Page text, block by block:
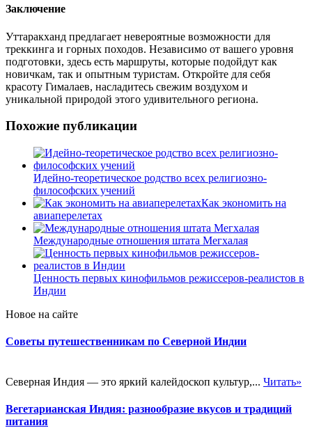
Заключение
Уттаракханд предлагает невероятные возможности для
треккинга и горных походов. Независимо от вашего уровня
подготовки, здесь есть маршруты, которые подойдут как
новичкам, так и опытным туристам. Откройте для себя
красоту Гималаев, насладитесь свежим воздухом и
уникальной природой этого удивительного региона.
Похожие публикации
Идейно-теоретическое родство всех религиозно-
философских учений
Как экономить на
авиаперелетах
Международные отношения штата Мегхалая
Ценность первых кинофильмов режиссеров-реалистов в
Индии
Новое на сайте
Советы путешественникам по Северной Индии
Северная Индия — это яркий калейдоскоп культур,... Читать»
Вегетарианская Индия: разнообразие вкусов и традиций
питания